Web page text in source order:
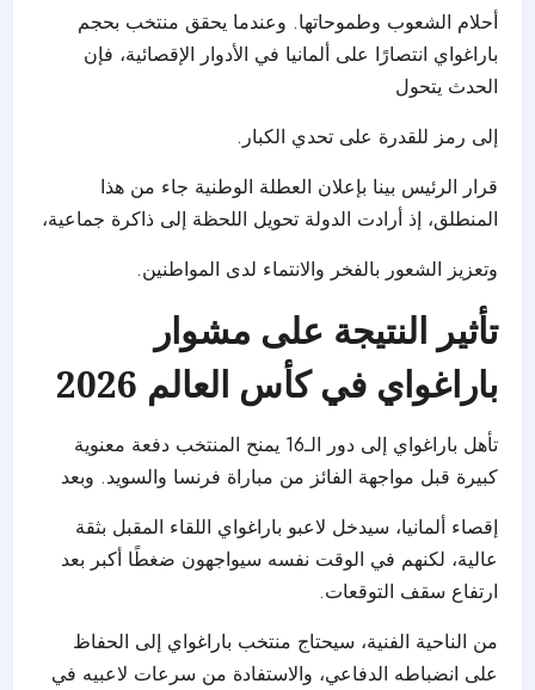
أحلام الشعوب وطموحاتها. وعندما يحقق منتخب بحجم
باراغواي انتصارًا على ألمانيا في الأدوار الإقصائية، فإن
الحدث يتحول
إلى رمز للقدرة على تحدي الكبار.
قرار الرئيس بينا بإعلان العطلة الوطنية جاء من هذا
المنطلق، إذ أرادت الدولة تحويل اللحظة إلى ذاكرة جماعية،
وتعزيز الشعور بالفخر والانتماء لدى المواطنين.
تأثير النتيجة على مشوار
باراغواي في كأس العالم 2026
تأهل باراغواي إلى دور الـ16 يمنح المنتخب دفعة معنوية
كبيرة قبل مواجهة الفائز من مباراة فرنسا والسويد. وبعد
إقصاء ألمانيا، سيدخل لاعبو باراغواي اللقاء المقبل بثقة
عالية، لكنهم في الوقت نفسه سيواجهون ضغطًا أكبر بعد
ارتفاع سقف التوقعات.
من الناحية الفنية، سيحتاج منتخب باراغواي إلى الحفاظ
على انضباطه الدفاعي، والاستفادة من سرعات لاعبيه في